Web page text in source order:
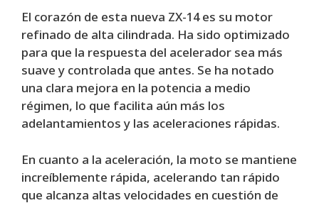
El corazón de esta nueva ZX-14 es su motor
refinado de alta cilindrada. Ha sido optimizado
para que la respuesta del acelerador sea más
suave y controlada que antes. Se ha notado
una clara mejora en la potencia a medio
régimen, lo que facilita aún más los
adelantamientos y las aceleraciones rápidas.
En cuanto a la aceleración, la moto se mantiene
increíblemente rápida, acelerando tan rápido
que alcanza altas velocidades en cuestión de